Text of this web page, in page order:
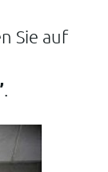
Sie auf
.